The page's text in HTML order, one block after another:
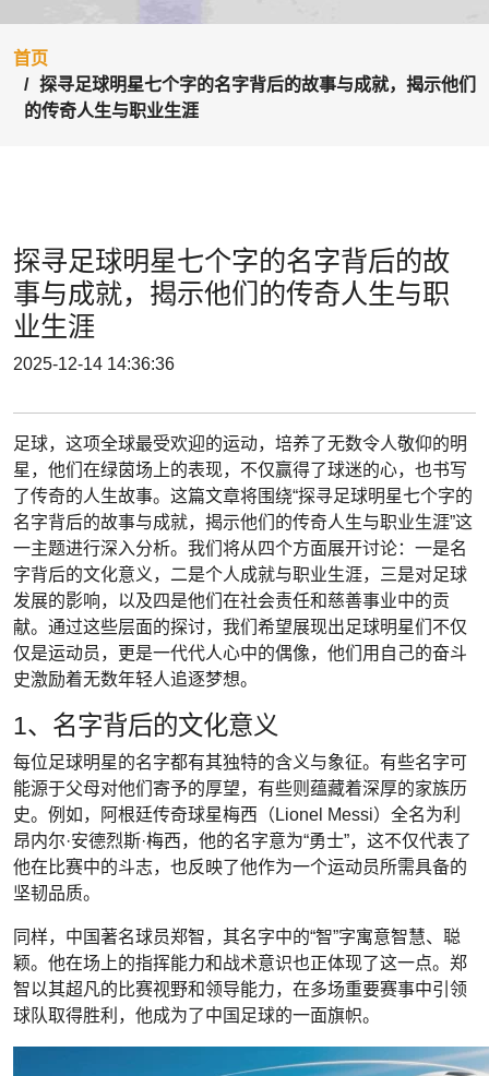
首页
探寻足球明星七个字的名字背后的故事与成就，揭示他们
的传奇人生与职业生涯
探寻足球明星七个字的名字背后的故
事与成就，揭示他们的传奇人生与职
业生涯
2025-12-14 14:36:36
足球，这项全球最受欢迎的运动，培养了无数令人敬仰的明
星，他们在绿茵场上的表现，不仅赢得了球迷的心，也书写
了传奇的人生故事。这篇文章将围绕“探寻足球明星七个字的
名字背后的故事与成就，揭示他们的传奇人生与职业生涯”这
一主题进行深入分析。我们将从四个方面展开讨论：一是名
字背后的文化意义，二是个人成就与职业生涯，三是对足球
发展的影响，以及四是他们在社会责任和慈善事业中的贡
献。通过这些层面的探讨，我们希望展现出足球明星们不仅
仅是运动员，更是一代代人心中的偶像，他们用自己的奋斗
史激励着无数年轻人追逐梦想。
1、名字背后的文化意义
每位足球明星的名字都有其独特的含义与象征。有些名字可
能源于父母对他们寄予的厚望，有些则蕴藏着深厚的家族历
史。例如，阿根廷传奇球星梅西（Lionel Messi）全名为利
昂内尔·安德烈斯·梅西，他的名字意为“勇士”，这不仅代表了
他在比赛中的斗志，也反映了他作为一个运动员所需具备的
坚韧品质。
同样，中国著名球员郑智，其名字中的“智”字寓意智慧、聪
颖。他在场上的指挥能力和战术意识也正体现了这一点。郑
智以其超凡的比赛视野和领导能力，在多场重要赛事中引领
球队取得胜利，他成为了中国足球的一面旗帜。